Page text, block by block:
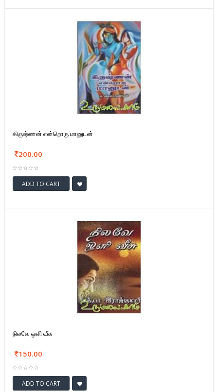
கிருஷ்ணன் என்றொரு மானுடன்
200.00
ADD TO CART
நிலவே ஒளி வீசு
150.00
ADD TO CART